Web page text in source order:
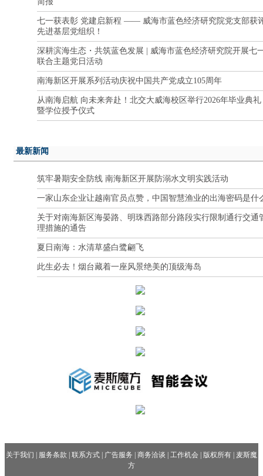
七一获表彰 党建启新程 —— 威海市蓝色经济研究院党支部获
先进基层党组织！
深耕滨海生态・共筑蓝色发展 | 威海市蓝色经济研究院开展七
联合主题党日活动
南海新区开展系列活动庆祝中国共产党成立105周年
从南海启航 向未来奔赴！北交大威海校区举行2026年毕业典礼
暨学位授予仪式
最新新闻
筑牢暑期安全防线 南海新区开展防溺水文明实践活动
一家山东企业让越南官员点赞，中国智慧渔业的出海密码是什
关于对南海新区海晏路、明珠西路部分路段实行限制通行交通
理措施的通告
夏日南海：水清草盛白鹭翩飞
此生必去！烟台藏着一座风景绝美的顶级海岛
关于我们 | 服务条款 | 联系方式 | 广告服务 | 商务洽谈 | 工作机会 | 版权所有 | 麦斯魔
方